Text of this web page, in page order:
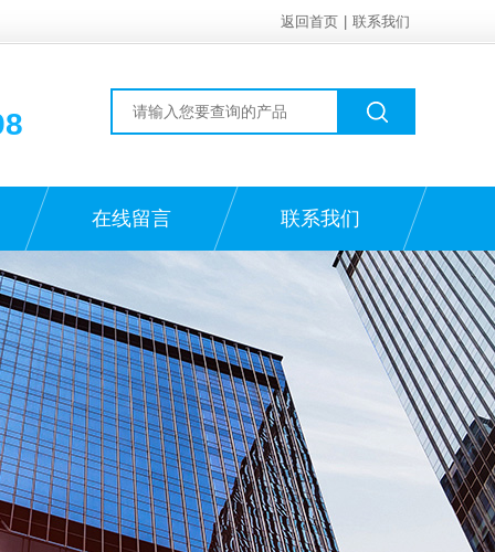
返回首页 联系我们
在线留言 联系我们